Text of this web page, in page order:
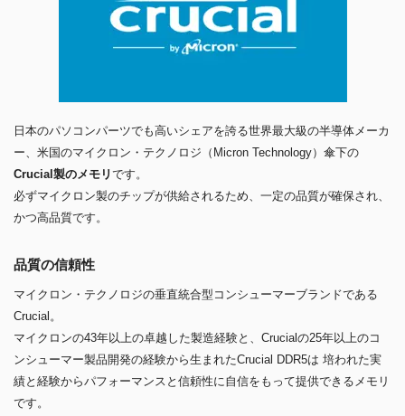
日本のパソコンパーツでも高いシェアを誇る世界最大級の半導体メーカ
ー、米国のマイクロン・テクノロジ（Micron Technology）傘下の
Crucial製のメモリです。
必ずマイクロン製のチップが供給されるため、一定の品質が確保され、
かつ高品質です。
品質の信頼性
マイクロン・テクノロジの垂直統合型コンシューマーブランドである
Crucial。
マイクロンの43年以上の卓越した製造経験と、Crucialの25年以上のコ
ンシューマー製品開発の経験から生まれたCrucial DDR5は 培われた実
績と経験からパフォーマンスと信頼性に自信をもって提供できるメモリ
です。